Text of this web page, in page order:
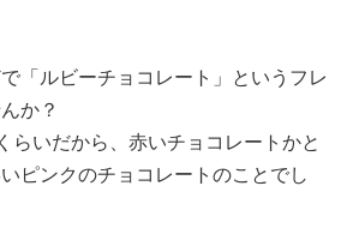
「ルビーチョコレート」というフレ
か？
らいだから、赤いチョコレートかと
ピンクのチョコレートのことでし